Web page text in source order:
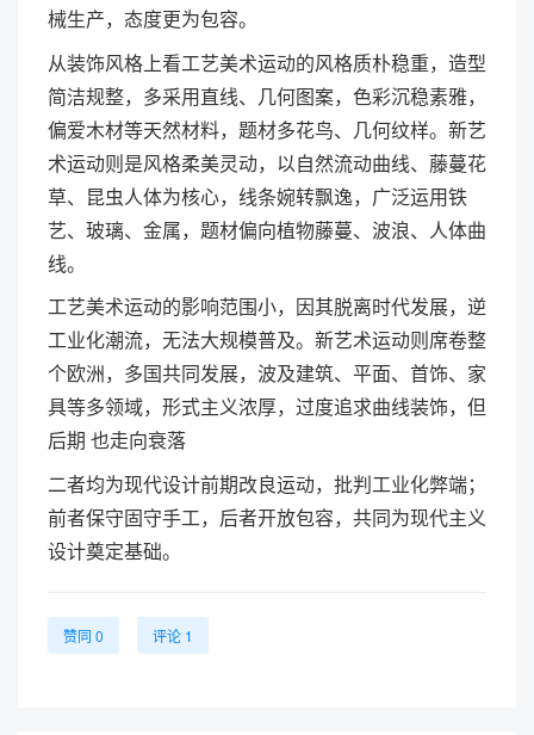
械生产，态度更为包容。
从装饰风格上看工艺美术运动的风格质朴稳重，造型
简洁规整，多采用直线、几何图案，色彩沉稳素雅，
偏爱木材等天然材料，题材多花鸟、几何纹样。新艺
术运动则是风格柔美灵动，以自然流动曲线、藤蔓花
草、昆虫人体为核心，线条婉转飘逸，广泛运用铁
艺、玻璃、金属，题材偏向植物藤蔓、波浪、人体曲
线。
工艺美术运动的影响范围小，因其脱离时代发展，逆
工业化潮流，无法大规模普及。新艺术运动则席卷整
个欧洲，多国共同发展，波及建筑、平面、首饰、家
具等多领域，形式主义浓厚，过度追求曲线装饰，但
后期 也走向衰落
二者均为现代设计前期改良运动，批判工业化弊端；
前者保守固守手工，后者开放包容，共同为现代主义
设计奠定基础。
赞同 0 评论 1